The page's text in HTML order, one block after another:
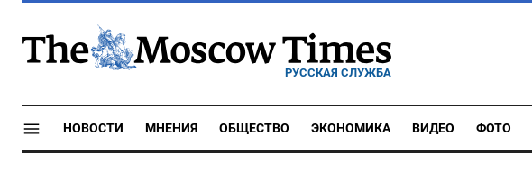
РУССКАЯ СЛУЖБА
НОВОСТИ МНЕНИЯ ОБЩЕСТВО ЭКОНОМИКА ВИДЕО ФОТО